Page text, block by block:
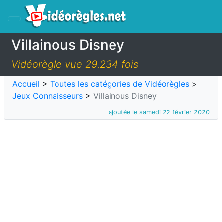
Villainous Disney
Vidéorègle vue 29.234 fois
Accueil > Toutes les catégories de Vidéorègles >
Jeux Connaisseurs > Villainous Disney
ajoutée le samedi 22 février 2020